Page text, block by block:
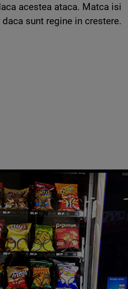
acestea ataca. Matca isi
sunt regine in crestere.